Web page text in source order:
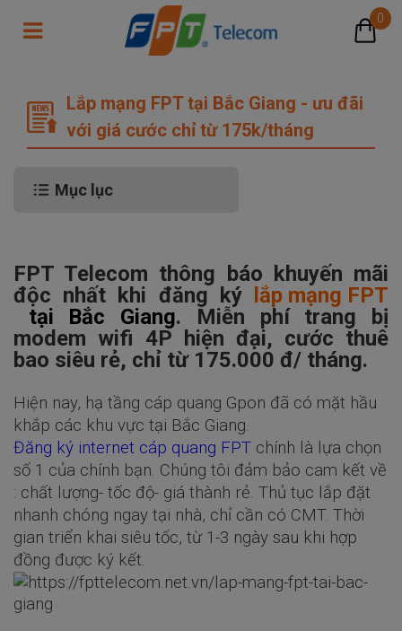
0
Lắp mạng FPT tại Bắc Giang - ưu đãi
với giá cước chỉ từ 175k/tháng
Mục lục
FPT Telecom thông báo khuyến mãi
độc nhất khi đăng ký lắp mạng FPT
tại Bắc Giang. Miễn phí trang bị
modem wifi 4P hiện đại, cước thuê
bao siêu rẻ, chỉ từ 175.000 đ/ tháng.
Hiện nay, hạ tầng cáp quang Gpon đã có mặt hầu
khắp các khu vực tại Bắc Giang.
Đăng ký internet cáp quang FPT chính là lựa chọn
số 1 của chính bạn. Chúng tôi đảm bảo cam kết về
: chất lượng- tốc độ- giá thành rẻ. Thủ tục lắp đặt
nhanh chóng ngay tại nhà, chỉ cần có CMT. Thời
gian triển khai siêu tốc, từ 1-3 ngày sau khi hợp
đồng được ký kết.